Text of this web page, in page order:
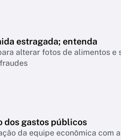
estragada; entenda
alterar fotos de alimentos
dos gastos públicos
da equipe econômica com